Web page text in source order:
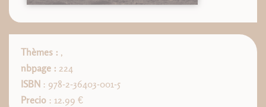
Thèmes : ,
nbpage : 224
ISBN : 978-2-36403-001-5
Precio : 12.99 €